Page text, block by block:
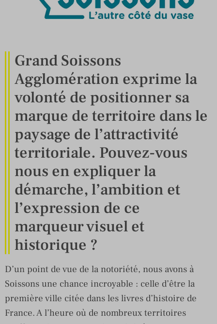
Grand Soissons
Agglomération exprime la
volonté de positionner sa
marque de territoire dans le
paysage de l’attractivité
territoriale. Pouvez-vous
nous en expliquer la
démarche, l’ambition et
l’expression de ce
marqueur visuel et
historique ?
D’un point de vue de la notoriété, nous avons à
Soissons une chance incroyable : celle d’être la
première ville citée dans les livres d’histoire de
France. A l’heure où de nombreux territoires